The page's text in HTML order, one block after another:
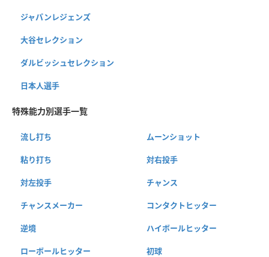
ジャパンレジェンズ
大谷セレクション
ダルビッシュセレクション
日本人選手
特殊能力別選手一覧
流し打ち ムーンショット
粘り打ち 対右投手
対左投手 チャンス
チャンスメーカー コンタクトヒッター
逆境 ハイボールヒッター
ローボールヒッター 初球